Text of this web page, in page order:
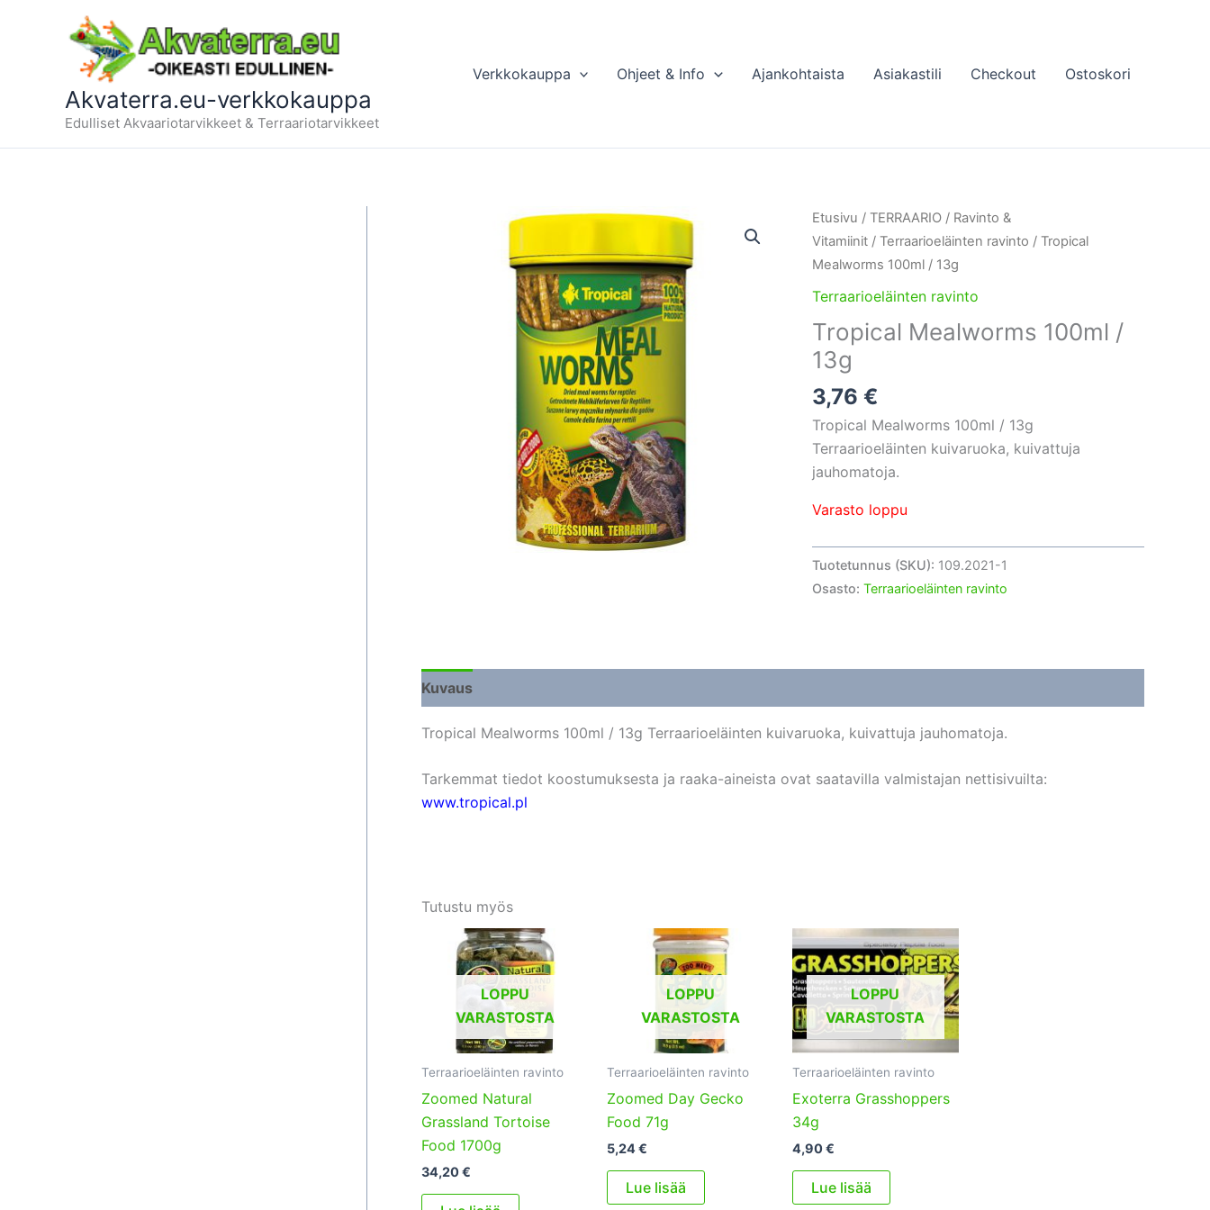
Akvaterra.eu-verkkokauppa
Edulliset Akvaariotarvikkeet & Terraariotarvikkeet
Verkkokauppa Ohjeet & Info Ajankohtaista Asiakastili Checkout Ostoskori
Etusivu / TERRAARIO/ Ravinto &
Vitamiinit/ Terraarioeläinten ravinto / Tropical
Mealworms 100ml / 13g
Terraarioeläinten ravinto
Tropical Mealworms 100ml /
13g
3,76 €
Tropical Mealworms 100ml / 13g
Terraarioeläinten kuivaruoka, kuivattuja
jauhomatoja.
Varasto loppu
Tuotetunnus (SKU): 109.2021-1
Osasto: Terraarioeläinten ravinto
Kuvaus
Tropical Mealworms 100ml / 13g Terraarioeläinten kuivaruoka, kuivattuja jauhomatoja.
Tarkemmat tiedot koostumuksesta ja raaka-aineista ovat saatavilla valmistajan nettisivuilta:
www.tropical.pl
Tutustu myös
LOPPU
VARASTOSTA
Terraarioeläinten ravinto
Zoomed Natural
Grassland Tortoise
Food 1700g
34,20€
LOPPU
VARASTOSTA
Terraarioeläinten ravinto
Zoomed Day Gecko
Food 71g
5,24€
Lue lisää
LOPPU
VARASTOSTA
Terraarioeläinten ravinto
Exoterra Grasshoppers
34g
4,90€
Lue lisää